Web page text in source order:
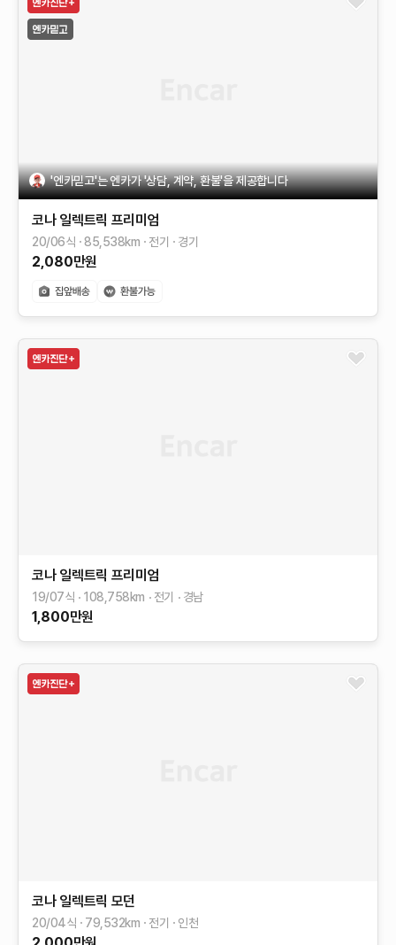
'엔카믿고'는 엔카가 '상담, 계약, 환불'을 제공합니다
코나 일렉트릭 프리미엄
20/06식 85,538km 전기 경기
2,080만원
코나 일렉트릭 프리미엄
19/07식 108,758km 전기 경남
1,800만원
코나 일렉트릭 모던
20/04식 79,532km 전기 인천